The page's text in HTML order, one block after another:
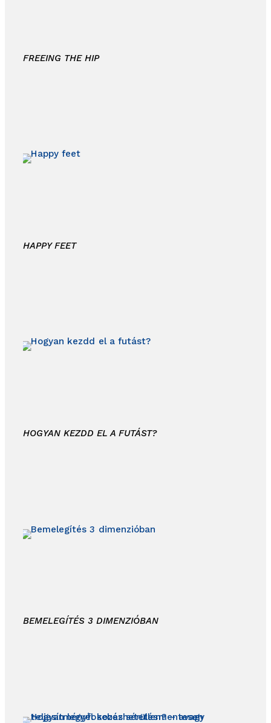
FREEING THE HIP
HAPPY FEET
HOGYAN KEZDD EL A FUTÁST?
BEMELEGÍTÉS 3 DIMENZIÓBAN